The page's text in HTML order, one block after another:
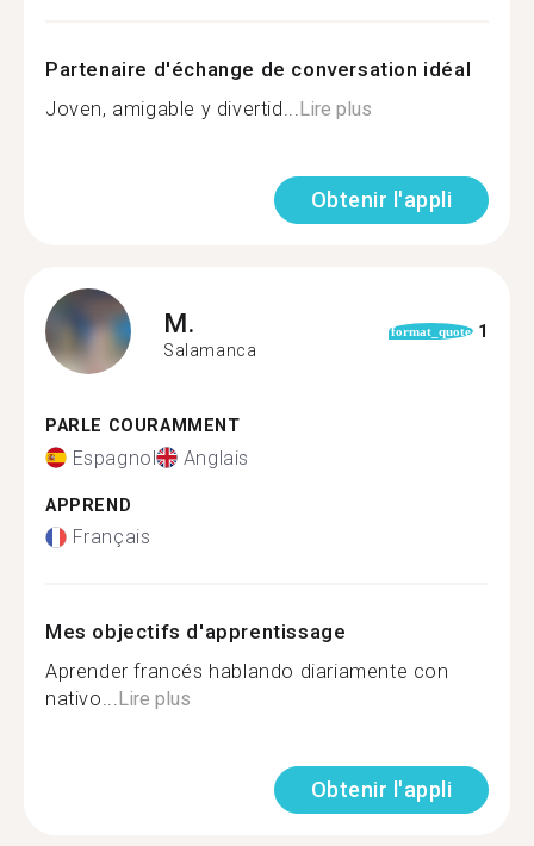
Partenaire d'échange de conversation idéal
Joven, amigable y divertid...Lire plus
Obtenir l'appli
M.
Salamanca
format_quote 1
PARLE COURAMMENT
Espagnol Anglais
APPREND
Français
Mes objectifs d'apprentissage
Aprender francés hablando diariamente con
nativo...Lire plus
Obtenir l'appli